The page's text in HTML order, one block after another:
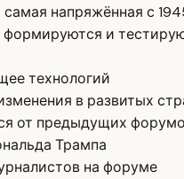
напряжённая с
и
технологий
в развитых
от предыдущих
Трампа
на форуме